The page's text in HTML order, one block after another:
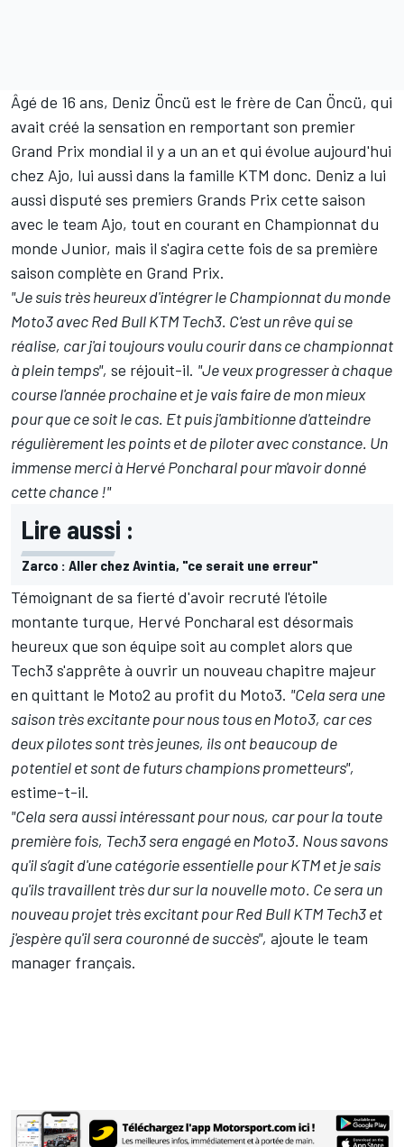
Âgé de 16 ans, Deniz Öncü est le frère de Can Öncü, qui
avait créé la sensation en remportant son premier
Grand Prix mondial il y a un an et qui évolue aujourd'hui
chez Ajo, lui aussi dans la famille KTM donc. Deniz a lui
aussi disputé ses premiers Grands Prix cette saison
avec le team Ajo, tout en courant en Championnat du
monde Junior, mais il s'agira cette fois de sa première
saison complète en Grand Prix.
"Je suis très heureux d'intégrer le Championnat du monde
Moto3 avec Red Bull KTM Tech3. C'est un rêve qui se
réalise, car j'ai toujours voulu courir dans ce championnat
à plein temps", se réjouit-il. "Je veux progresser à chaque
course l'année prochaine et je vais faire de mon mieux
pour que ce soit le cas. Et puis j'ambitionne d'atteindre
régulièrement les points et de piloter avec constance. Un
immense merci à Hervé Poncharal pour m'avoir donné
cette chance !"
Lire aussi :
Zarco : Aller chez Avintia, "ce serait une erreur"
Témoignant de sa fierté d'avoir recruté l'étoile
montante turque, Hervé Poncharal est désormais
heureux que son équipe soit au complet alors que
Tech3 s'apprête à ouvrir un nouveau chapitre majeur
en quittant le Moto2 au profit du Moto3. "Cela sera une
saison très excitante pour nous tous en Moto3, car ces
deux pilotes sont très jeunes, ils ont beaucoup de
potentiel et sont de futurs champions prometteurs",
estime-t-il.
"Cela sera aussi intéressant pour nous, car pour la toute
première fois, Tech3 sera engagé en Moto3. Nous savons
qu'il s’agit d'une catégorie essentielle pour KTM et je sais
qu'ils travaillent très dur sur la nouvelle moto. Ce sera un
nouveau projet très excitant pour Red Bull KTM Tech3 et
j'espère qu'il sera couronné de succès", ajoute le team
manager français.